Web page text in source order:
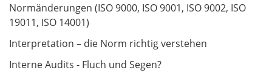
Normänderungen (ISO 9000, ISO 9001, ISO 9002, ISO
19011, ISO 14001)
Interpretation – die Norm richtig verstehen
Interne Audits - Fluch und Segen?